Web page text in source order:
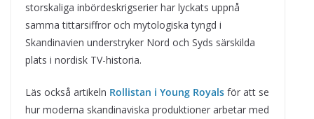
storskaliga inbördeskrigserier har lyckats uppnå
samma tittarsiffror och mytologiska tyngd i
Skandinavien understryker Nord och Syds särskilda
plats i nordisk TV-historia.
Läs också artikeln Rollistan i Young Royals för att se
hur moderna skandinaviska produktioner arbetar med